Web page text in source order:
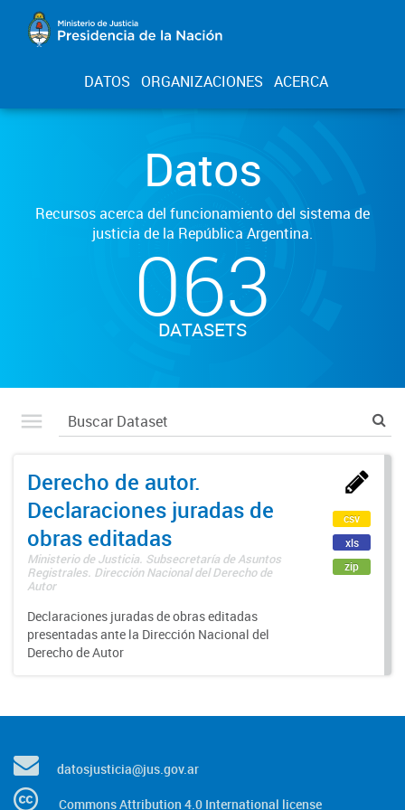
DATOS ORGANIZACIONES ACERCA
Datos
Recursos acerca del funcionamiento del sistema de
justicia de la República Argentina.
063
DATASETS
Derecho de autor.
Declaraciones juradas de
obras editadas
Ministerio de Justicia. Subsecretaría de Asuntos
Registrales. Dirección Nacional del Derecho de
Autor
Declaraciones juradas de obras editadas
presentadas ante la Dirección Nacional del
Derecho de Autor
csv
xls
zip
datosjusticia@jus.gov.ar
Commons Attribution 4.0 International license